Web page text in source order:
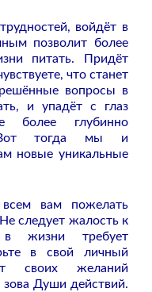
войдёт в
позволит более
питать. Придёт
что станет
вопросы в
и упадёт с глаз
более глубинно
Вот тогда мы и
новые уникальные
вам пожелать
следует жалость к
в жизни требует
в свой личный
своих желаний
зова Души действий.